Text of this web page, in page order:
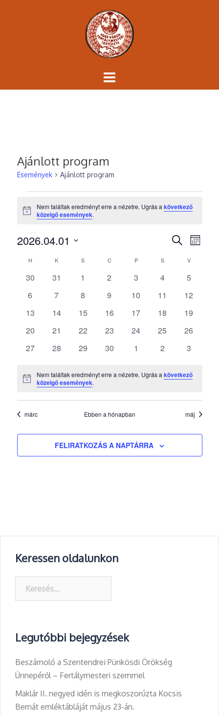
Ajánlott program
Események Ajánlott program
Notice
Nem találtak eredményt erre a nézetre. Ugrás a következő
közelgő események.
nézet
KERESETT
HÓNAP
2026.04.01
Események
naptár
H K S C CSÜTÖRTÖK
PPÉNTEK SSZOMBATVVASÁRNAP
0
30
0
31
0
1
0
2
0
3
0
4
0
5
0
6
0
7
0
8
0
9
0
10
0
11
0
12
0
13
0
14
0
15
0
16
0
17
0
18
0
19
0
20
0
21
0
22
0
23
0
24
0
25
0
26
0
27
0
28
0
29
0
30
0
1
0
2
0
3
Notice
Nem találtak eredményt erre a nézetre. Ugrás a következő
közelgő események.
márc Ebben a hónapban máj
FELIRATKOZÁS A NAPTÁRRA
Keressen oldalunkon
Legutóbbi bejegyzések
Beszámoló a Szentendrei Pünkösdi Örökség
Ünnepéről – Fertálymesteri szemmel
Maklár II. negyed idén is megkoszorúzta Kocsis
Bernát emléktábláját május 23-án.